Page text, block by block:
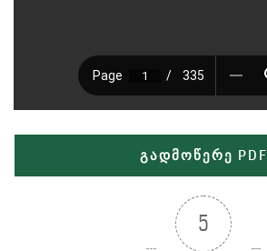
გადმოწერე PDF
5